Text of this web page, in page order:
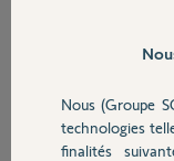
Sécurité
(dimensions 2.20m X
Quel modèle
Alimentation filaire
Alain D.
Nous (Groupe
technologies
finalités